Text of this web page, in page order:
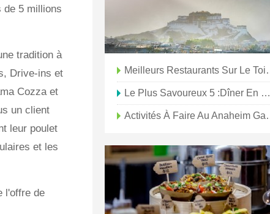
de 5 millions
tradition à
Drive-ins et
Cozza et
un client
leur poulet
et les
l'offre de
Meilleurs
Le Plus Savoureux 5 :dîner En Plein Air À Anaheim
Activités